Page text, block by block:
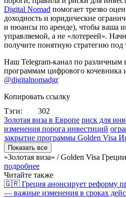
Digital Nomad помогает трезво
доходность и юридические
и нюансы по аренде), чтобы ваша
управляемой, а не «лотереей».
получите понятную стратегию под
Наш Telegram-канал по
программам цифрового кочевника
@digitalnomadgr
Копировать ссылку
Тэги:
302
Золотая виза в Европе риск для
изменения порога инвестиций
закрытие программы Golden Visa
Показать все
«Золотая виза» / Golden Visa
подробнее
Читайте также
🇬🇷 Греция анонсирует реформу
— важные изменения в сроках